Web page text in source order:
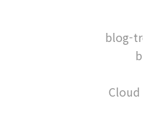
blog-
Cloud